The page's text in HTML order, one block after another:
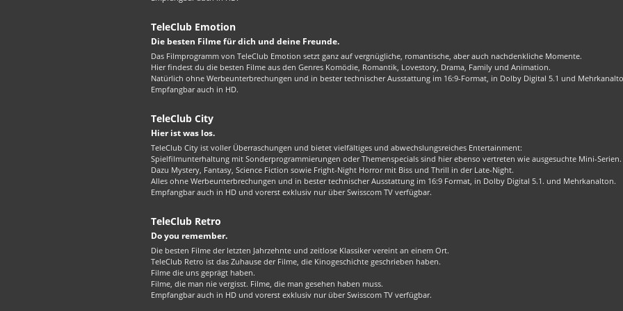
TeleClub Emotion
Die besten Filme für dich und deine Freunde.
Das Filmprogramm von TeleClub Emotion setzt ganz auf vergnügliche, romantische, aber auch nachdenkliche Momente.
Hier findest du die besten Filme aus den Genres Komödie, Romantik, Lovestory, Drama, Family und Animation.
Natürlich ohne Werbeunterbrechungen und in bester technischer Ausstattung im 16:9-Format, in Dolby Digital 5.1 und
Empfangbar auch in HD.
TeleClub City
Hier ist was los.
TeleClub City ist voller Überraschungen und bietet vielfältiges und abwechslungsreiches Entertainment:
Spielfilmunterhaltung mit Sonderprogrammierungen oder Themenspecials sind hier ebenso vertreten wie ausgesuchte Mini-Serien.
Dazu Mystery, Fantasy, Science Fiction sowie Fright-Night Horror mit Biss und Thrill in der Late-Night.
Alles ohne Werbeunterbrechungen und in bester technischer Ausstattung im 16:9 Format, in Dolby Digital 5.1. und Mehrkanalton.
Empfangbar auch in HD und vorerst exklusiv nur über Swisscom TV verfügbar.
TeleClub Retro
Do you remember.
Die besten Filme der letzten Jahrzehnte und zeitlose Klassiker vereint an einem Ort.
TeleClub Retro ist das Zuhause der Filme, die Kinogeschichte geschrieben haben.
Filme die uns geprägt haben.
Filme, die man nie vergisst. Filme, die man gesehen haben muss.
Empfangbar auch in HD und vorerst exklusiv nur über Swisscom TV verfügbar.